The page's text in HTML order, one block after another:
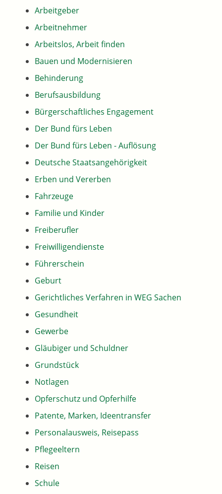
Arbeitgeber
Arbeitnehmer
Arbeitslos, Arbeit finden
Bauen und Modernisieren
Behinderung
Berufsausbildung
Bürgerschaftliches Engagement
Der Bund fürs Leben
Der Bund fürs Leben - Auflösung
Deutsche Staatsangehörigkeit
Erben und Vererben
Fahrzeuge
Familie und Kinder
Freiberufler
Freiwilligendienste
Führerschein
Geburt
Gerichtliches Verfahren in WEG Sachen
Gesundheit
Gewerbe
Gläubiger und Schuldner
Grundstück
Notlagen
Opferschutz und Opferhilfe
Patente, Marken, Ideentransfer
Personalausweis, Reisepass
Pflegeeltern
Reisen
Schule